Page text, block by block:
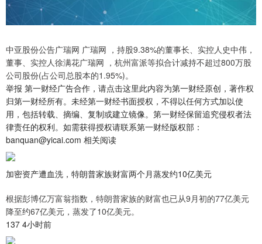
中亚股份公告广瑞网 广瑞网 ，持股9.38%的董事长、实控人史中伟，
董事、实控人徐满花广瑞网 ，杭州富派等拟合计减持不超过800万股
公司股份(占公司总股本的1.95%)。
举报 第一财经广告合作，请点击这里此内容为第一财经原创，著作权
归第一财经所有。未经第一财经书面授权，不得以任何方式加以使
用，包括转载、摘编、复制或建立镜像。第一财经保留追究侵权者法
律责任的权利。如需获得授权请联系第一财经版权部：
banquan@yicai.com 相关阅读
加密资产遭血洗，特朗普家族财富两个月蒸发约10亿美元
根据彭博亿万富翁指数，特朗普家族的财富也已从9月初的77亿美元
降至约67亿美元，蒸发了10亿美元。
137 4小时前